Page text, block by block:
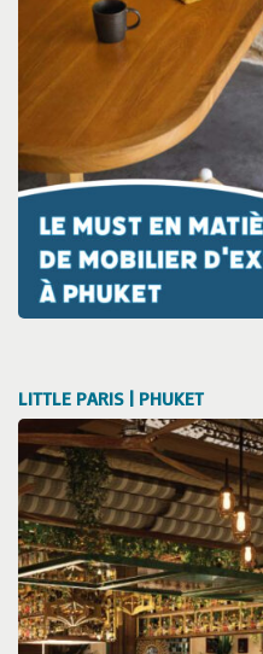
LITTLE PARIS | PHUKET